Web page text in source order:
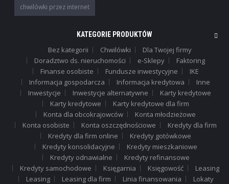
chwilówki przez internet
KATEGORIE PRODUKTÓW
Bez kategorii Chwilówki
Dla Twojej firmy
Doradztwo ds. nieruchomości
e-Sklepy
Faktoring
Finanse osobiste
Fundusze inwestycyjne
IKE
Informacja gospodarcza
Informacja kredytowa
Inne
Inwestycje
Inwestycje alternatywne
Karty kredytowe
Karty kredytowe
Karty kredytowe dla firm
Konta dla obcokrajowców
Konta młodzieżowe
Konta osobiste
Konta oszczędnościowe
Kredyty dla firm
Kredyty dla firm online
Kredyty gotówkowe
Kredyty konsolidacyjne
Kredyty mieszkaniowe
Kredyty odnawialne
Kredyty refinansowe
Kredyty samochodowe
Księgarnia Księgowość
Leasing
Leasing
Leasing dla firm Linia finansowania
Lokaty